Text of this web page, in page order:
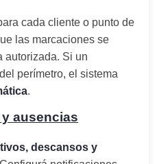
cada cliente o punto de
las marcaciones se
autorizada. Si un
perímetro, el sistema
.
ausencias
descansos y